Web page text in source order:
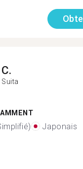
C.
Suita
Japonais